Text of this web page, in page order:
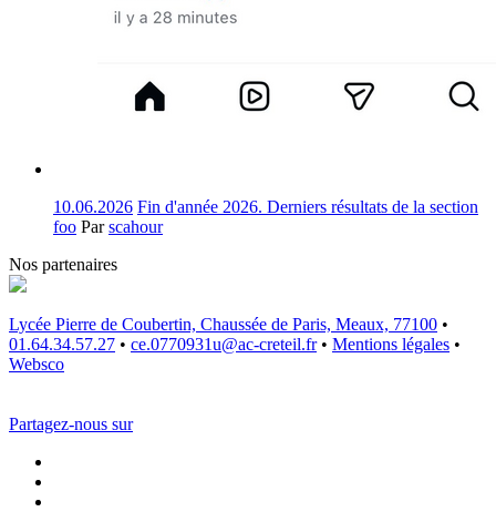
10.06.2026 Fin d'année 2026. Derniers résultats de la section
foo Parscahour
Nos partenaires
Lycée Pierre de Coubertin, Chaussée de Paris, Meaux, 77100 •
01.64.34.57.27 • ce.0770931u@ac-creteil.fr • Mentions légales •
Websco
Partagez-nous sur